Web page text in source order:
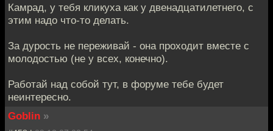
Камрад, у тебя кликуха как у двенадцатилетнего, с
этим надо что-то делать.
За дурость не переживай - она проходит вместе с
молодостью (не у всех, конечно).
Работай над собой тут, в форуме тебе будет
неинтересно.
Goblin »